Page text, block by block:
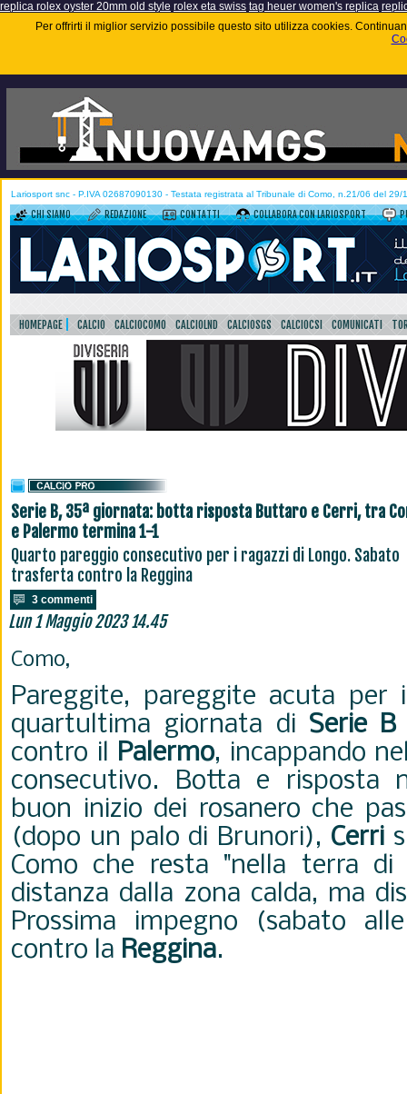
replica rolex oyster 20mm old style rolex eta swiss tag heuer women's replica
Per offrirti il miglior servizio possibile questo sito utilizza cookies.
Lariosport snc - P.IVA 02687090130 - Testata registrata al Tribunale di Como, n.21/06 del 29/
CHI SIAMO REDAZIONE CONTATTI COLLABORA CON LARIOSPORT
HOMEPAGE CALCIO CALCIOCOMO CALCIOLND CALCIOSGS CALCIOCSI COMUNICATI
Serie B, 35ª giornata: botta risposta Buttaro e Cerri, tra
e Palermo termina 1-1
Quarto pareggio consecutivo per i ragazzi di Longo. Sabato
trasferta contro la Reggina
3 commenti
Lun 1 Maggio 2023 14.45
Como,
Pareggite, pareggite acuta
quartultima giornata di Serie B
contro il Palermo, incappando
consecutivo. Botta e risposta
buon inizio dei rosanero che
(dopo un palo di Brunori), Cerri
Como che resta "nella terra di
distanza dalla zona calda, ma
Prossima impegno (sabato
contro la Reggina.